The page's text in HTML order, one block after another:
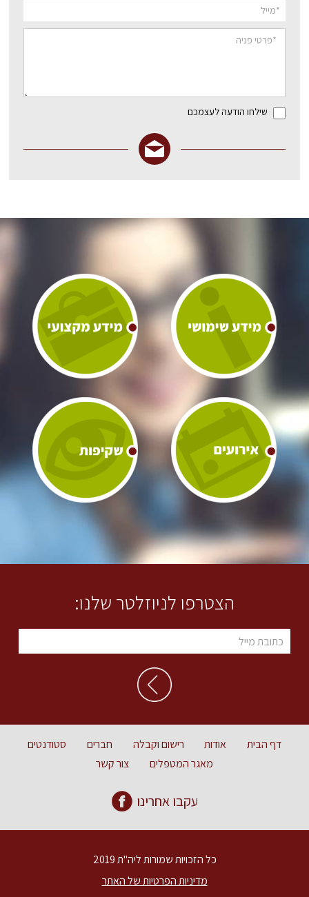
שילחו הודעה לעצמכם
הצטרפו לניוזלטר שלנו:
דף הבית אודות רישום וקבלה חברים
סטודנטים
מאגר המטפלים
צור קשר
עקבו אחרינו
כל הזכויות שמורות ליה"ת 2019
מדיניות הפרטיות של האתר